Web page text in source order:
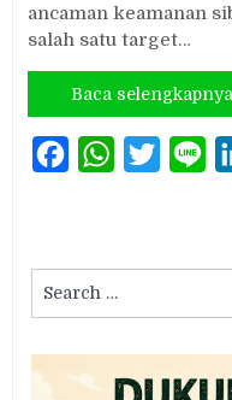
ancaman keamanan
salah satu target…
Baca selengkapnya
FacebookWhatsAppTwitter
for: